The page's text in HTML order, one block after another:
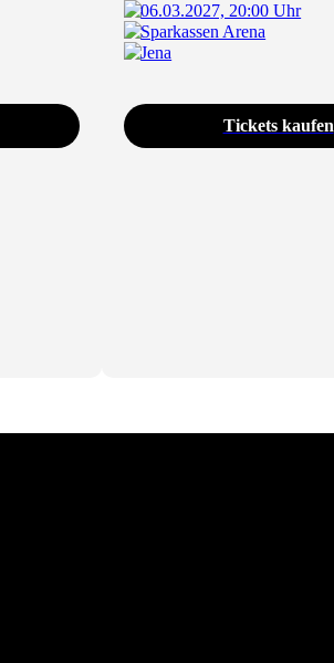
06.03.2027, 20:00 Uhr
Sparkassen Arena
Jena
Tickets kaufen